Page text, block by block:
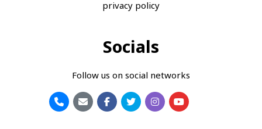
privacy policy
Socials
Follow us on social networks